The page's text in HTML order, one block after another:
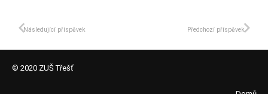
Následující příspěvek Předchozí příspěvek
© 2020 ZUŠ Třešť